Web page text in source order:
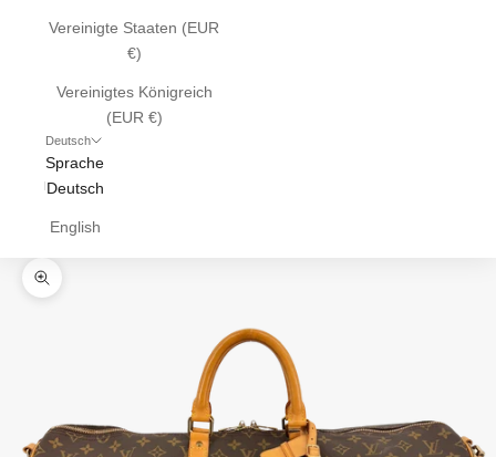
Vereinigte Staaten (EUR
€)
Vereinigtes Königreich
(EUR €)
Deutsch
Sprache
Deutsch
English
Bild vergrößern